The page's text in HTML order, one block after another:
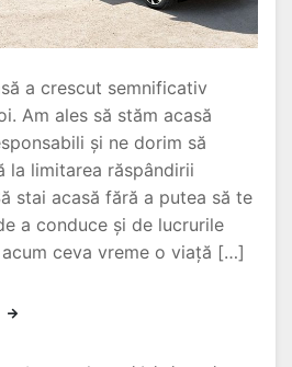
a crescut semnificativ
Am ales să stăm acasă
și ne dorim să
la limitarea răspândirii
stai acasă fără a putea să te
a conduce și de lucrurile
ceva vreme o viață […]